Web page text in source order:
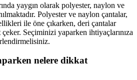
yaygın olarak polyester, naylon ve
Polyester ve naylon çantalar,
ile öne çıkarken, deri çantalar
Seçiminizi yaparken ihtiyaçlarınıza
nelere dikkat